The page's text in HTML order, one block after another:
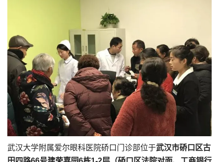
武汉大学附属爱尔眼科医院硚口门诊部位于武汉市硚口区古